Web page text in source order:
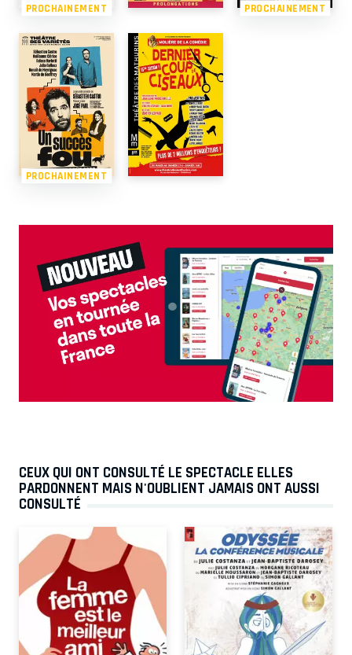
PROCHAINEMENT PROCHAINEMENT
PROCHAINEMENT
CEUX QUI ONT CONSULTÉ LE SPECTACLE ELLES
PARDONNENT MAIS N'OUBLIENT JAMAIS ONT AUSSI
CONSULTÉ